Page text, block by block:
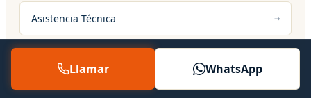
Asistencia Técnica
Llamar WhatsApp